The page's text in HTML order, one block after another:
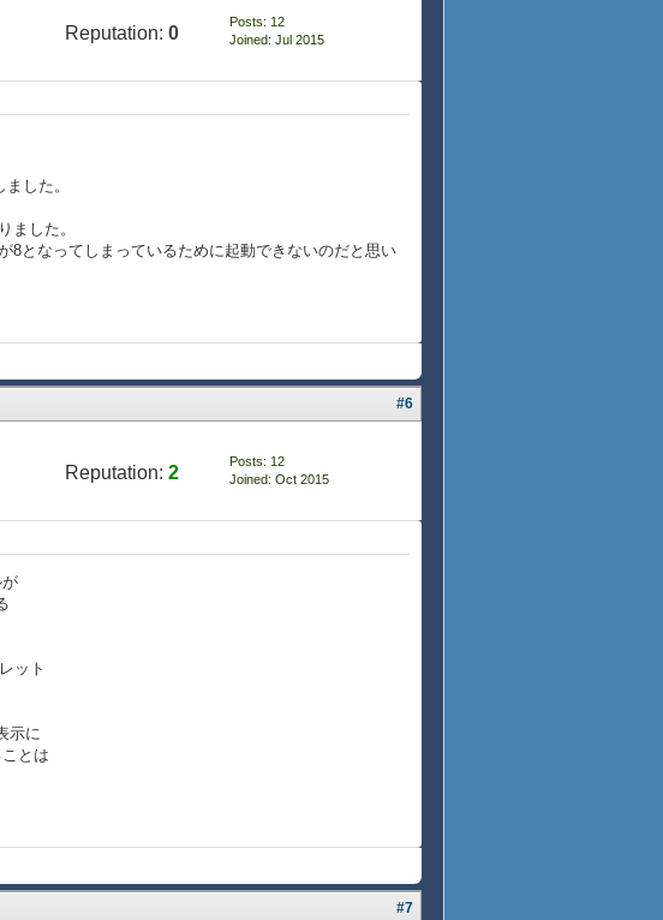
Reputation: 0
Posts: 12
Joined: Jul 2015
した。
ました。
8となってしまっているために起動できないのだと思い
#6
Reputation: 2
Posts: 12
Joined: Oct 2015
ット
示に
とは
#7